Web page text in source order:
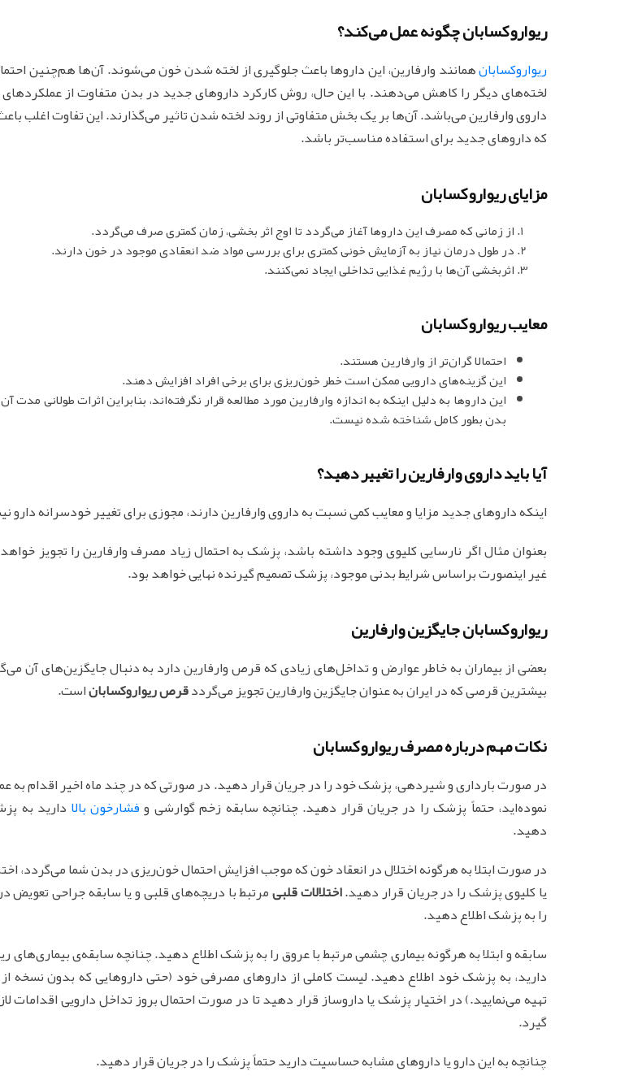
ریواروکسابان چگونه عمل می‌کند؟
ریواروکسابانهمانند وارفارین، این داروها باعث جلوگیری از لخته شدن خون می‌شوند. آن‌ها هم‌چنین
لخته‌های دیگر را کاهش می‌دهند. با این حال، روش کارکرد داروهای جدید در بدن متفاوت از عملکردهای
داروی وارفارین می‌باشد. آن‌ها بر یک بخش متفاوتی از روند لخته شدن تاثیر می‌گذارند. این تفاوت اغلب
که داروهای جدید برای استفاده مناسب‌تر باشد.
مزایای ریواروکسابان
از زمانی که مصرف این داروها آغاز می‌گردد تا اوج اثر بخشی، زمان کمتری صرف می‌گردد.
در طول درمان نیاز به آزمایش خونی کمتری برای بررسی مواد ضد انعقادی موجود در خون دارند.
اثربخشی آن‌ها با رژیم غذایی تداخلی ایجاد نمی‌کنند.
معایب ریواروکسابان
احتمالا گران‌تر از وارفارین هستند.
این گزینه‌های دارویی ممکن است خطر خون‌ریزی برای برخی افراد افزایش دهند.
این داروها به دلیل اینکه به اندازه وارفارین مورد مطالعه قرار نگرفته‌اند، بنابراین اثرات طولانی مدت
بدن بطور کامل شناخته شده نیست.
آیا باید داروی وارفارین را تغییر دهید؟
اینکه داروهای جدید مزایا و معایب کمی نسبت به داروی وارفارین دارند، مجوزی برای تغییر خودسرانه دارو
بعنوان مثال اگر نارسایی کلیوی وجود داشته باشد، پزشک به احتمال زیاد مصرف وارفارین را تجویز
غیر اینصورت براساس شرایط بدنی موجود، پزشک تصمیم گیرنده نهایی خواهد بود.
ریواروکسابان جایگزین وارفارین
بعضی از بیماران به خاطر عوارض و تداخل‌های زیادی که قرص وارفارین دارد به دنبال جایگزین‌های آن
بیشترین قرصی که در ایران به عنوان جایگزین وارفارین تجویز می‌گرددقرص ریواروکساباناست.
نکات مهم درباره مصرف ریواروکسابان
در صورت بارداری و شیردهی، پزشک خود را در جریان قرار دهید. در صورتی که در چند ماه اخیر اقدام به
نموده‌اید، حتماً پزشک را در جریان قرار دهید. چنانچه سابقه زخم گوارشی وفشارخون بالا دارید به
دهید.
در صورت ابتلا به هرگونه اختلال در انعقاد خون که موجب افزایش احتمال خون‌ریزی در بدن شما می‌گردد،
یا کلیوی پزشک را در جریان قرار دهید.اختلالات قلبیمرتبط با دریچه‌های قلبی و یا سابقه جراحی تعویض
را به پزشک اطلاع دهید.
سابقه و ابتلا به هرگونه بیماری چشمی مرتبط با عروق را به پزشک اطلاع دهید. چنانچه سابقه‌ی بیماری‌های
دارید، به پزشک خود اطلاع دهید. لیست کاملی از داروهای مصرفی خود (حتی داروهایی که بدون نسخه از
تهیه می‌نمایید.) در اختیار پزشک یا داروساز قرار دهید تا در صورت احتمال بروز تداخل دارویی اقدامات
گیرد.
چنانچه به این دارو یا داروهای مشابه حساسیت دارید حتماً پزشک را در جریان قرار دهید.